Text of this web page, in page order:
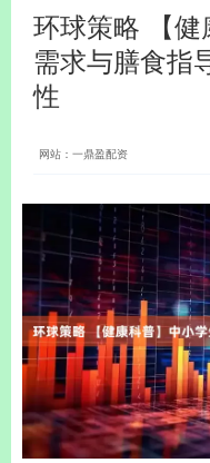
环球策略 【
需求与膳食指
性
网站：一鼎盈配资